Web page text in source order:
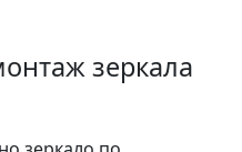
зеркала